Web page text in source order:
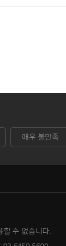
매우 불만족
할 수 없습니다.